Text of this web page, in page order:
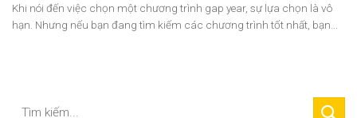
Khi nói đến việc chọn một chương trình gap year, sự lựa chọn là vô
hạn. Nhưng nếu bạn đang tìm kiếm các chương trình tốt nhất, bạn...